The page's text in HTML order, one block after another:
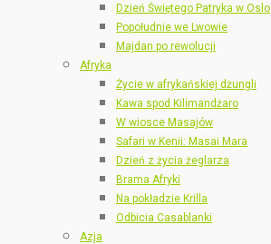
Dzień Świętego Patryka w Oslo
Popołudnie we Lwowie
Majdan po rewolucji
Afryka
Życie w afrykańskiej dżungli
Kawa spod Kilimandżaro
W wiosce Masajów
Safari w Kenii: Masai Mara
Dzień z życia żeglarza
Brama Afryki
Na pokładzie Krilla
Odbicia Casablanki
Azja